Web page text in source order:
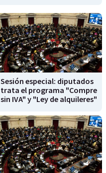
Sesión especial: diputados
trata el programa "Compre
sin IVA" y "Ley de alquileres"